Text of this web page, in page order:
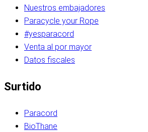
Nuestros embajadores
Paracycle your Rope
#yesparacord
Venta al por mayor
Datos fiscales
Surtido
Paracord
BioThane